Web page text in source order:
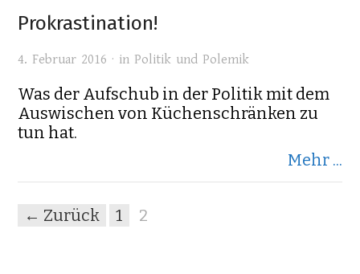
Prokrastination!
4. Februar 2016 · in Politik und Polemik
Was der Aufschub in der Politik mit dem
Auswischen von Küchenschränken zu
tun hat.
Mehr ...
← Zurück 1 2